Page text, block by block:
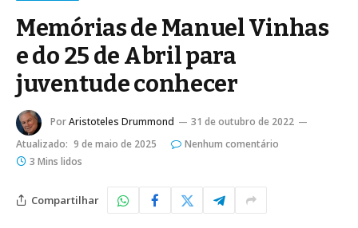
Memórias de Manuel Vinhas
e do 25 de Abril para
juventude conhecer
PorAristoteles Drummond
31 de outubro de 2022
Atualizado: 9 de maio de 2025
Nenhum comentário
3 Mins lidos
Compartilhar